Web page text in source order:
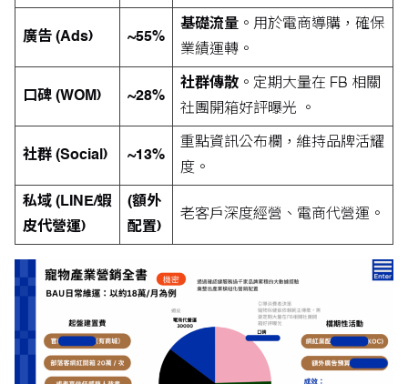
廣告 (Ads) ~55%
基礎流量 。用於電商導購，確保
業績運轉。
口碑 (WOM) ~28%
社群傳散 。定期大量在 FB 相關
社團開箱好評曝光 。
社群 (Social) ~13%
重點資訊公布欄，維持品牌活耀
度。
私域 (LINE/蝦
皮代營運)
(額外
配置)
老客戶深度經營、電商代營運。